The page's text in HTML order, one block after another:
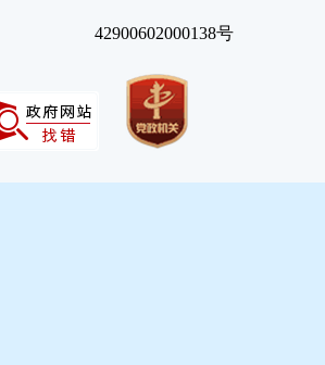
42900602000138号